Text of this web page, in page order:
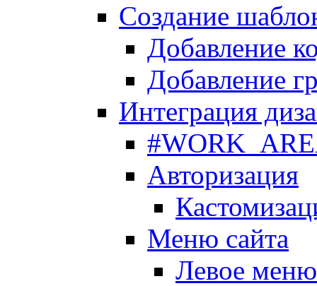
Создание
Добавление
Добавление
Интеграция
Авторизация
Меню сайта
Левое меню